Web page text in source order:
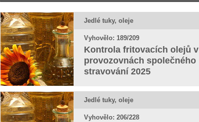
Jedlé tuky, oleje
Vyhovělo: 189/209
Kontrola fritovacích olejů v
provozovnách společného
stravování 2025
Jedlé tuky, oleje
Vyhovělo: 206/228